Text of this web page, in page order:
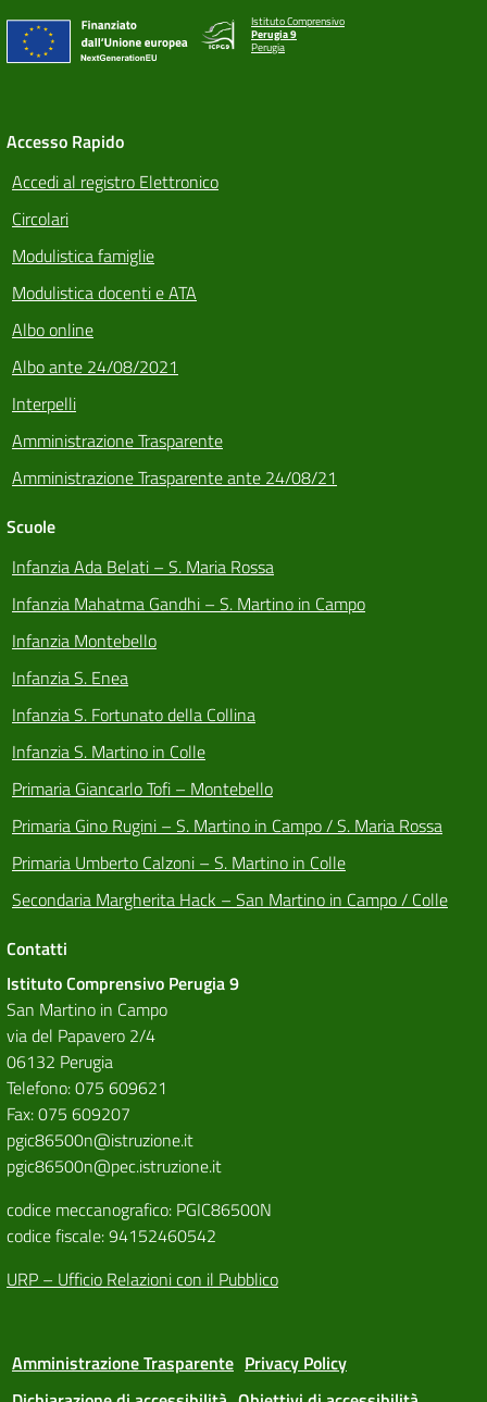
Istituto Comprensivo
Perugia 9
Perugia
Accesso Rapido
Accedi al registro Elettronico
Circolari
Modulistica famiglie
Modulistica docenti e ATA
Albo online
Albo ante 24/08/2021
Interpelli
Amministrazione Trasparente
Amministrazione Trasparente ante 24/08/21
Scuole
Infanzia Ada Belati – S. Maria Rossa
Infanzia Mahatma Gandhi – S. Martino in Campo
Infanzia Montebello
Infanzia S. Enea
Infanzia S. Fortunato della Collina
Infanzia S. Martino in Colle
Primaria Giancarlo Tofi – Montebello
Primaria Gino Rugini – S. Martino in Campo / S. Maria Rossa
Primaria Umberto Calzoni – S. Martino in Colle
Secondaria Margherita Hack – San Martino in Campo / Colle
Contatti
Istituto Comprensivo Perugia 9
San Martino in Campo
via del Papavero 2/4
06132 Perugia
Telefono: 075 609621
Fax: 075 609207
pgic86500n@istruzione.it
pgic86500n@pec.istruzione.it
codice meccanografico: PGIC86500N
codice fiscale: 94152460542
URP – Ufficio Relazioni con il Pubblico
Amministrazione Trasparente Privacy Policy